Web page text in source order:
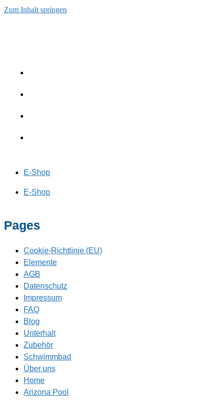
Zum Inhalt springen
E-Shop
E-Shop
Pages
Cookie-Richtlinie (EU)
Elemente
AGB
Datenschutz
Impressum
FAQ
Blog
Unterhalt
Zubehör
Schwimmbad
Über uns
Home
Arizona Pool